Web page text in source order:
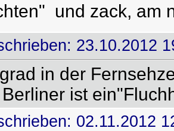
 und zack,
23.10.2012
in der
Berliner ist
02.11.2012